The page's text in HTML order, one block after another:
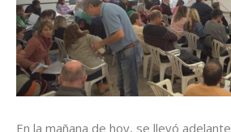
En la mañana de hoy, se llevó